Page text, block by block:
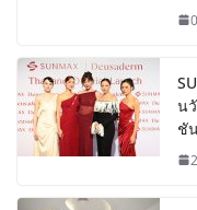
น
ชั